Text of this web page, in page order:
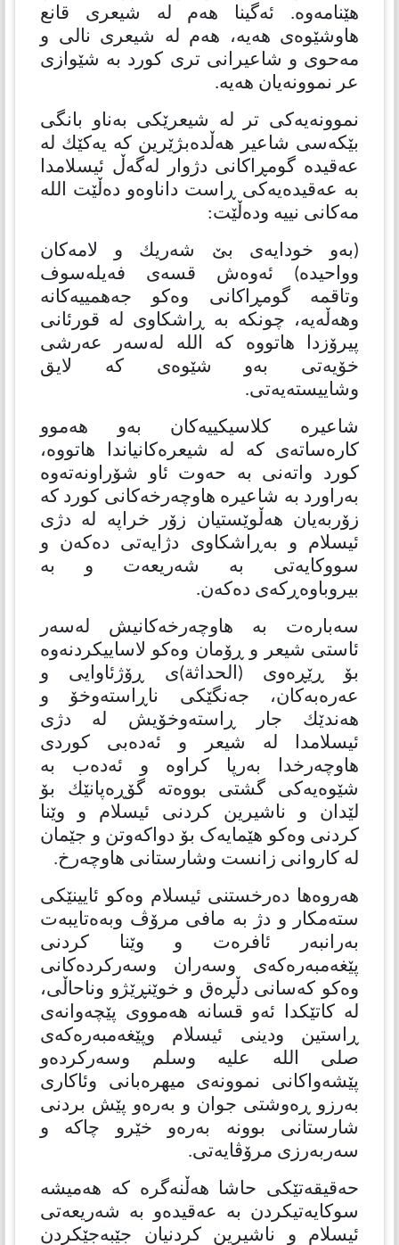
هێنامەوە. ئەگینا هەم لە شیعری قانع
هاوشێوەی هەیە، هەم لە شیعری نالی و
مەحوی و شاعیرانی تری كورد بە شێوازی
عر نموونەیان هەیە.
نموونەیەكی تر لە شیعرێكی بەناو بانگی
بێكەسی شاعیر هەڵدەبژێرین كە یەكێك لە
عەقیدە گومڕاكانی دژوار لەگەڵ ئیسلامدا
بە عەقیدەیەكی ڕاست داناوەو دەڵێت الله
مەكانی نییە ودەڵێت:
(بەو خودایەی بێ شەریك و لامەكان
وواحیدە) ئەوەش قسەی فەیلەسوف
وتاقمە گومڕاکانی وەكو جەهمییەكانە
وهەڵەیە، چونکە بە ڕاشکاوی لە قورئانی
پیرۆزدا هاتووە کە الله لەسەر عەرشی
خۆیەتی بەو شێوەی کە لایق
وشاییستەیەتی.
شاعیرە كلاسیكییەكان بەو هەموو
كارەساتەی كە لە شیعرەكانیاندا هاتووە،
كورد واتەنی بە حەوت ئاو شۆراونەتەوە
بەراورد بە شاعیرە هاوچەرخەكانی كورد كە
زۆربەیان هەڵوێستیان زۆر خراپە لە دژی
ئیسلام و بەڕاشكاوی دژایەتی دەكەن و
سووكایەتی بە شەریعەت و بە
بیروباوەڕكەی دەكەن.
سەبارەت بە هاوچەرخەكانیش لەسەر
ئاستی شیعر و ڕۆمان وەكو لاساییكردنەوە
بۆ ڕێڕەوی (الحداثة)ی ڕۆژئاوایی و
عەرەبەكان، جەنگێكی ناڕاستەوخۆ و
هەندێك جار ڕاستەوخۆیش لە دژی
ئیسلامدا لە شیعر و ئەدەبی كوردی
هاوچەرخدا بەرپا كراوە و ئەدەب بە
شێوەیەكی گشتی بووەتە گۆڕەپانێك بۆ
لێدان و ناشیرین كردنی ئیسلام و وێنا
کردنی وەکو هێمایەک بۆ دواکەوتن و جێمان
لە کاروانی زانست وشارستانی هاوچەرخ.
هەروەها دەرخستنی ئیسلام وەکو ئایینێکی
ستەمکار و دژ بە مافی مرۆڤ وبەەتایبەت
بەرانبەر ئافرەت و وێنا كردنی
پێغەمبەرەکەی وسەران وسەرکردەکانی
وەکو کەسانی دڵڕەق و خوێنڕێژو وناحاڵی،
لە کاتێکدا ئەو قسانە هەمووی پێچەوانەی
ڕاستین ودینی ئیسلام وپێغەمبەرەکەی
صلی الله علیه وسلم وسەرکردەو
پێشەواکانی نموونەی میهرەبانی وئاکاری
بەرزو ڕەوشتی جوان و بەرەو پێش بردنی
شارستانی بوونە بەرەو خێرو چاکە و
سەربەرزی مرۆڤایەتی.
حەقیقەتێكی حاشا هەڵنەگرە كە هەمیشە
سوكایەتیكردن بە عەقیدەو بە شەریعەتی
ئیسلام و ناشیرین کردنیان جێبەجێکردن